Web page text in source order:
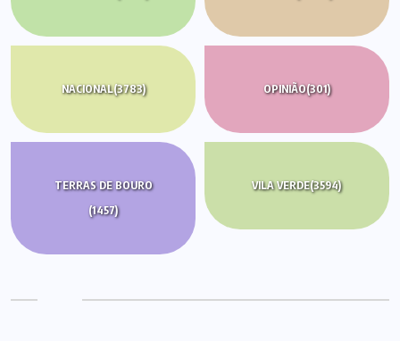
NACIONAL(3783) OPINIÃO(301)
TERRAS DE BOURO
(1457)
VILA VERDE(3594)